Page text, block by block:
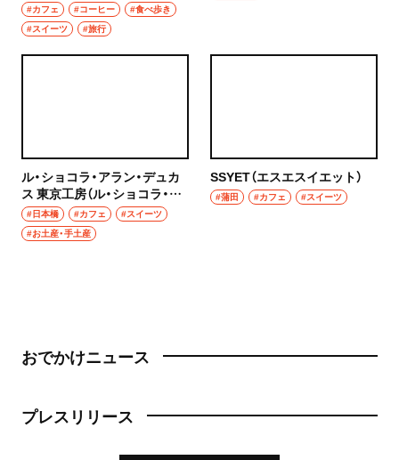
#カフェ
#コーヒー
#食べ歩き
#スイーツ
#旅行
ル・ショコラ・アラン・デュカ
ス 東京工房（ル・ショコラ・ア
ラン・デュカス とうきょうこ
うぼう）
#日本橋 #カフェ
#スイーツ
#お土産・手土産
SSYET（エスエスイエット）
#蒲田 #カフェ #スイーツ
おでかけニュース
プレスリリース